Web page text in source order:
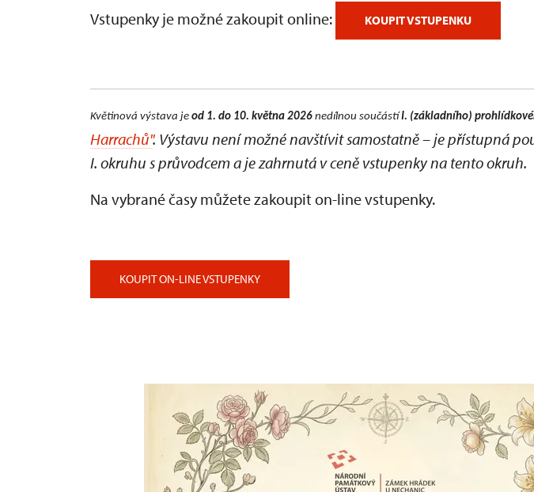
Vstupenky je možné zakoupit online: KOUPIT VSTUPENKU
Květinová výstava je od 1. do 10. května 2026 nedílnou součástíI. (základního)
Harrachů". Výstavu není možné navštívit samostatně – je přístupná
I. okruhu s průvodcem a je zahrnutá v ceně vstupenky na tento okruh.
Na vybrané časy můžete zakoupit on-line vstupenky.
KOUPIT ON-LINE VSTUPENKY